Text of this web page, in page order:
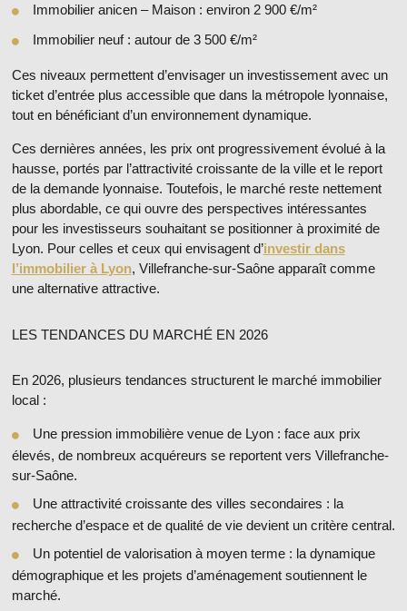
Immobilier anicen – Maison : environ 2 900 €/m²
Immobilier neuf : autour de 3 500 €/m²
Ces niveaux permettent d’envisager un investissement avec un
ticket d’entrée plus accessible que dans la métropole lyonnaise,
tout en bénéficiant d’un environnement dynamique.
Ces dernières années, les prix ont progressivement évolué à la
hausse, portés par l’attractivité croissante de la villeet le report
de la demande lyonnaise. Toutefois, le marché reste nettement
plus abordable, ce qui ouvre des perspectives intéressantes
pour les investisseurs souhaitant se positionner à proximité de
Lyon. Pour celles et ceux qui envisagent d’investir dans
l’immobilier à Lyon, Villefranche-sur-Saône apparaît comme
une alternative attractive.
LES TENDANCES DU MARCHÉ EN 2026
En 2026, plusieurs tendances structurent le marché immobilier
local :
Une pression immobilière venue de Lyon: face aux prix
élevés, de nombreux acquéreurs se reportent vers Villefranche-
sur-Saône.
Une attractivité croissante des villes secondaires : la
recherche d’espace et de qualité de vie devient un critère central.
Un potentiel de valorisation à moyen terme: la dynamique
démographique et les projets d’aménagement soutiennent le
marché.